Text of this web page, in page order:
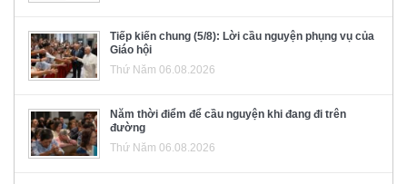
Tiếp kiến chung (5/8): Lời cầu nguyện phụng vụ của
Giáo hội
Thứ Năm 06.08.2026
Năm thời điểm để cầu nguyện khi đang đi trên
đường
Thứ Năm 06.08.2026